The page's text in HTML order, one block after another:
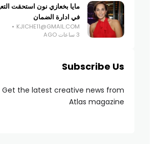
مايا بخعازي نون استحقت
في ادارة الضمان
KJICHE11@GMAIL.COM
3 ساعات AGO
Subscribe Us
Get the latest creative news from
Atlas magazine